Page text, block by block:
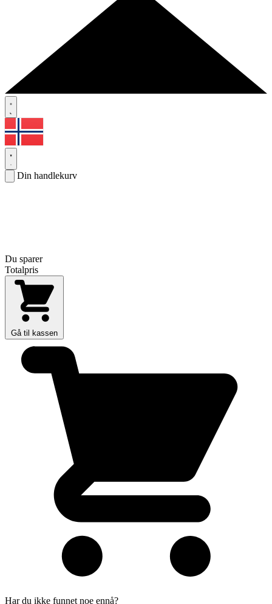
Din handlekurv
Du sparer
Totalpris
Gå til kassen
Har du ikke funnet noe ennå?